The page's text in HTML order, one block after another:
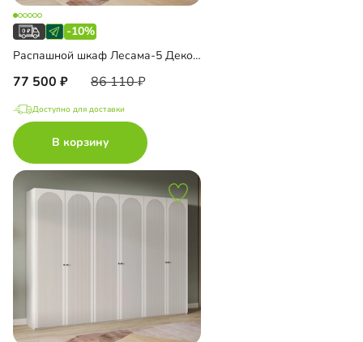
-10%
Распашной шкаф Лесама-5 Декор 1
77 500 86 110
Доступно для доставки
В корзину